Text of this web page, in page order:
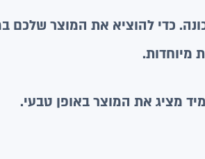
כדי להוציא את המוצר שלכם
מיוחדות.
מציג את המוצר באופן טבעי.